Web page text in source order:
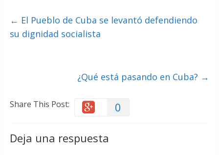
← El Pueblo de Cuba se levantó defendiendo
su dignidad socialista
¿Qué está pasando en Cuba? →
Share This Post: 0
Deja una respuesta